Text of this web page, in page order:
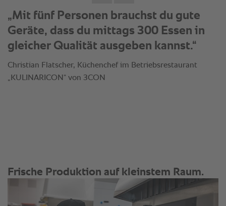
„Mit fünf Personen brauchst du gute
Geräte, dass du mittags 300 Essen in
gleicher Qualität ausgeben kannst.“
Christian Flatscher, Küchenchef im Betriebsrestaurant
„KULINARICON“ von 3CON